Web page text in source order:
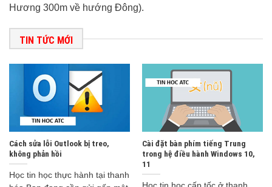
Hương 300m về hướng Đông).
TIN TỨC MỚI
Cách sửa lỗi Outlook bị treo,
không phản hồi
Học tin học thực hành tại thanh
Cài đặt bàn phím tiếng Trung
trong hệ điều hành Windows 10,
11